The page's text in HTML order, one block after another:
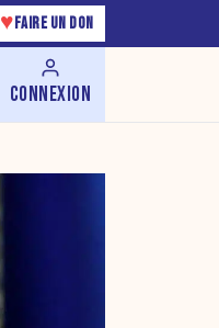
♥ FAIRE UN DON
CONNEXION